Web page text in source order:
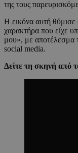
της τους
Η εικόνα αυτή
χαρακτήρα που είχε
μου», με αποτέλεσμα
social media.
Δείτε τη σκηνή από